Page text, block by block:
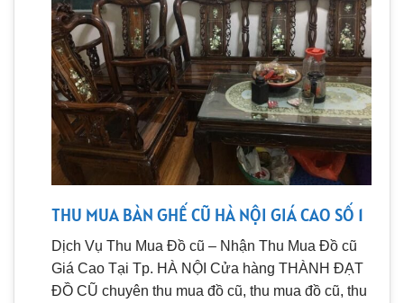
THU MUA BÀN GHẾ CŨ HÀ NỘI GIÁ CAO SỐ 1
Dịch Vụ Thu Mua Đồ cũ – Nhận Thu Mua Đồ cũ
Giá Cao Tại Tp. HÀ NỘI Cửa hàng THÀNH ĐẠT
ĐỒ CŨ chuyên thu mua đồ cũ, thu mua đồ cũ, thu